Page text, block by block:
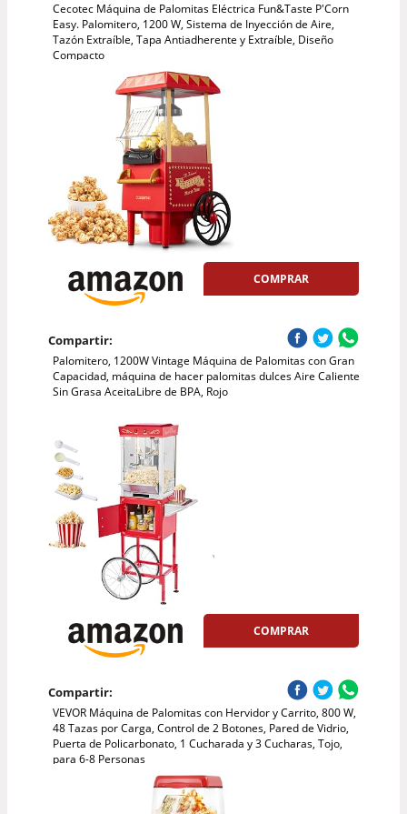
Cecotec Máquina de Palomitas Eléctrica Fun&Taste P'Corn
Easy. Palomitero, 1200 W, Sistema de Inyección de Aire,
Tazón Extraíble, Tapa Antiadherente y Extraíble, Diseño
Compacto
COMPRAR
Compartir:
Palomitero, 1200W Vintage Máquina de Palomitas con Gran
Capacidad, máquina de hacer palomitas dulces Aire Caliente
Sin Grasa AceitaLibre de BPA, Rojo
COMPRAR
Compartir:
VEVOR Máquina de Palomitas con Hervidor y Carrito, 800 W,
48 Tazas por Carga, Control de 2 Botones, Pared de Vidrio,
Puerta de Policarbonato, 1 Cucharada y 3 Cucharas, Tojo,
para 6-8 Personas